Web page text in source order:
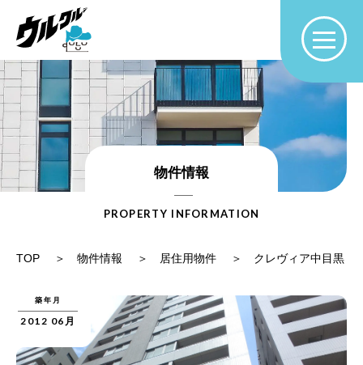
物件情報
PROPERTY INFORMATION
TOP 物件情報 居住用物件 クレヴィア中目黒
築年月
2012 06月